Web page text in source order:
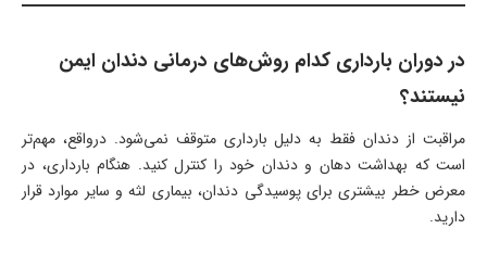
در دوران بارداری کدام روش‌های درمانی دندان ایمن
نیستند؟
مراقبت از دندان فقط به دلیل بارداری متوقف نمی‌شود. درواقع، مهم‌تر
است که بهداشت دهان و دندان خود را کنترل کنید. هنگام بارداری، در
معرض خطر بیشتری برای پوسیدگی دندان، بیماری لثه و سایر موارد قرار
دارید.